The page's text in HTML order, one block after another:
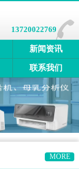
13720022769
新闻资讯
联系我们
MORE